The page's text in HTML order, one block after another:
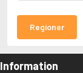
Regioner
Information